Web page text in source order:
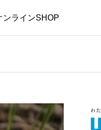
ンラインSHOP